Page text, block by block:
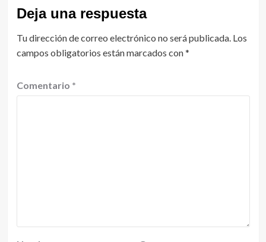
Deja una respuesta
Tu dirección de correo electrónico no será publicada. Los
campos obligatorios están marcados con*
Comentario *